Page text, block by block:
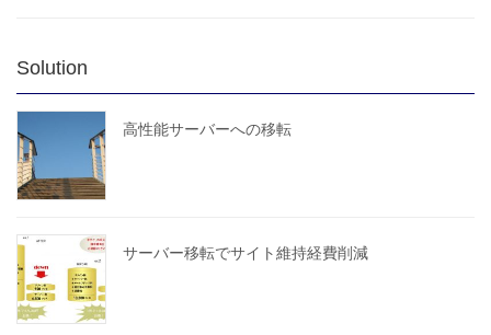
Solution
高性能サーバーへの移転
サーバー移転でサイト維持経費削減